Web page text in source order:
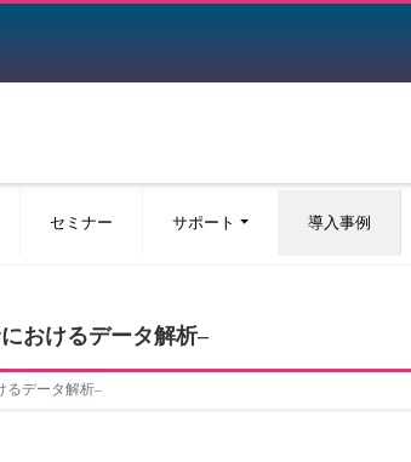
セミナー サポート 導入事例
おけるデータ解析–
るデータ解析–